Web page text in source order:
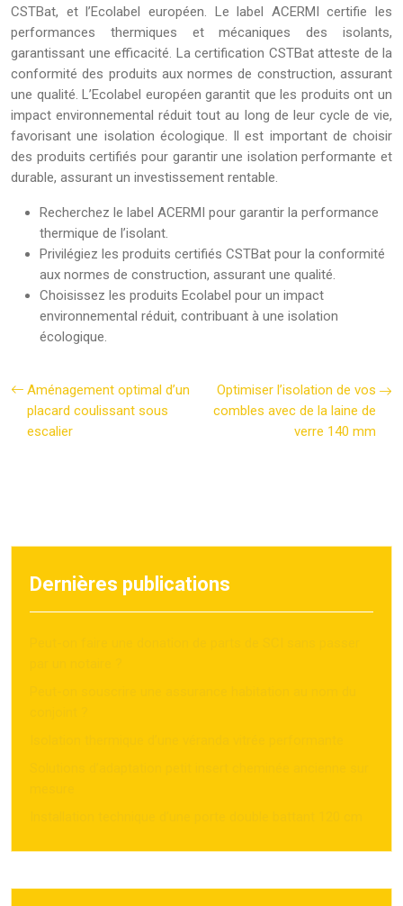
CSTBat, et l’Ecolabel européen. Le label ACERMI certifie les
performances thermiques et mécaniques des isolants,
garantissant une efficacité. La certification CSTBat atteste de la
conformité des produits aux normes de construction, assurant
une qualité. L’Ecolabel européen garantit que les produits ont un
impact environnemental réduit tout au long de leur cycle de vie,
favorisant une isolation écologique. Il est important de choisir
des produits certifiés pour garantir une isolation performante et
durable, assurant un investissement rentable.
Recherchez le label ACERMI pour garantir la performance
thermique de l’isolant.
Privilégiez les produits certifiés CSTBat pour la conformité
aux normes de construction, assurant une qualité.
Choisissez les produits Ecolabel pour un impact
environnemental réduit, contribuant à une isolation
écologique.
Aménagement optimal d’un
placard coulissant sous
escalier
Optimiser l’isolation de vos
combles avec de la laine de
verre 140 mm
Dernières publications